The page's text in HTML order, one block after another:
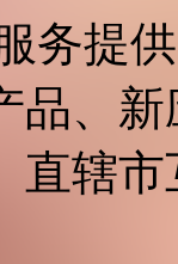
务提
品、
直辖